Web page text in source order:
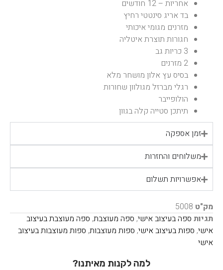
אחריות – 12 חודשים
בד אריג סינטטי רחיץ
מזרנים מגומי איכותי
חגורות תוצרת איטליה
3 כריות גב
2 מזרנים
בסיס עץ אלון מושחר מלא
רגלי מברזל מגולוון שחורות
הולופייבר
תיתכן סטייה קלה בגוון
זמן אספקה
משלוחים והחזרות
אפשרויות תשלום
מק"ט 5008
תגיות ספה בעיצוב אישי, ספה מעוצבת, ספה מעוצבת בעיצוב
אישי, ספות בעיצוב אישי, ספות מעוצבות, ספות מעוצבות בעיצוב
אישי
למה לקנות מאיתנו?